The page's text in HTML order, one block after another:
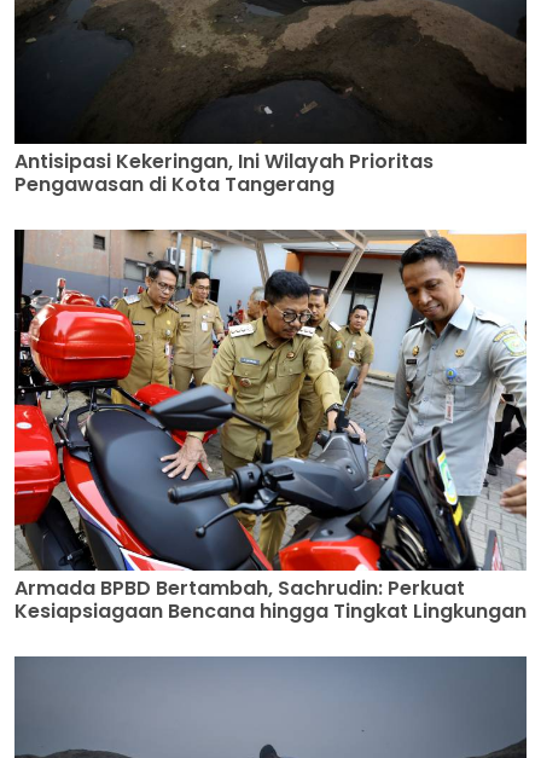
Antisipasi Kekeringan, Ini Wilayah Prioritas
Pengawasan di Kota Tangerang
Armada BPBD Bertambah, Sachrudin: Perkuat
Kesiapsiagaan Bencana hingga Tingkat Lingkungan